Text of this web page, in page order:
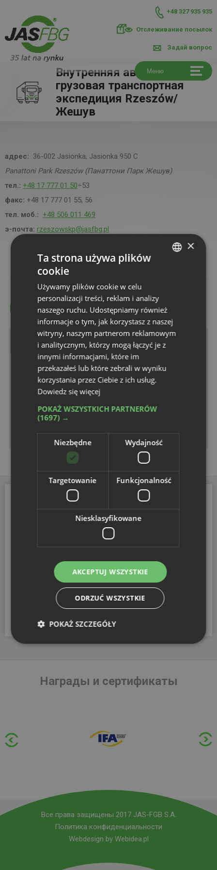
+48 327 935 935
Отслеживание посылок
Задай вопрос
Меню
Внутренняя автомобильная
грузовая транспортная
экспедиция Rzeszów/
Жешув
адрес: 36-002 Jasionka, Jasionka 950 C
Panattoni Park Rzeszów (Панаттони Парк Жешув)
тел.: +48 17 777 01 50÷53
факс: +48 17 777 01 55, 56
тел. моб.: +48 506 011 469
э-почта: rzeszowskp@jasfbg.pl
места
Скачать приложение
Награды и сертификаты
Все права защищены 2017 JAS-FGB S.A.
Политика конфиденциальности
Webdesign by Webidea.pl
×
Ta strona używa plików
cookie
Używamy plików cookie w celu
personalizacji treści, reklam i analizy
naszego ruchu. Udostępniamy również
informacje o tym, jak korzystasz z naszej
witryny, naszym partnerom reklamowym
i analitycznym, którzy mogą łączyć je z
innymi informacjami, które im
przekazałeś lub które zebrali w wyniku
korzystania przez Ciebie z ich usług.
Dowiedz się więcej
POKAŻ WSZYSTKICH PARTNERÓW
(1697) →
Niezbędne Wydajność
Targetowanie Funkcjonalność
Niesklasyfikowane
AKCEPTUJ WSZYSTKIE
ODRZUĆ WSZYSTKIE
POKAŻ SZCZEGÓŁY